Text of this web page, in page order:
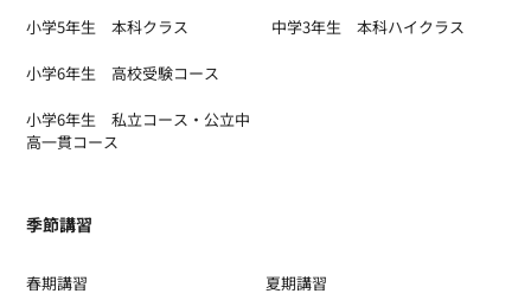
小学5年生 本科クラス
小学6年生 高校受験コース
小学6年生 私立コース・公立中
高一貫コース
中学3年生 本科ハイクラス
季節講習
春期講習 夏期講習